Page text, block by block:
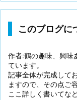
このブログに
作者:鶴の趣味、興味
ています。
記事全体が完成して
ますので、その点ご
ここ詳しく書いてな